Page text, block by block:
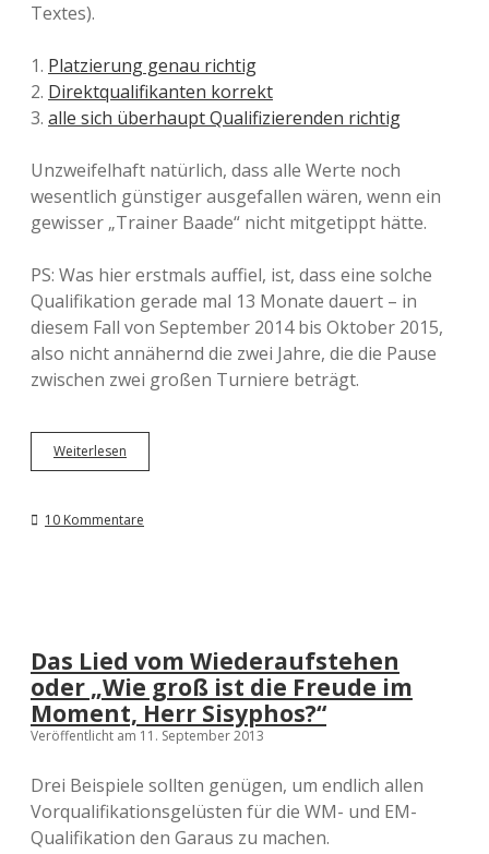
Textes).
1. Platzierung genau richtig
2. Direktqualifikanten korrekt
3. alle sich überhaupt Qualifizierenden richtig
Unzweifelhaft natürlich, dass alle Werte noch
wesentlich günstiger ausgefallen wären, wenn ein
gewisser „Trainer Baade“ nicht mitgetippt hätte.
PS: Was hier erstmals auffiel, ist, dass eine solche
Qualifikation gerade mal 13 Monate dauert – in
diesem Fall von September 2014 bis Oktober 2015,
also nicht annähernd die zwei Jahre, die die Pause
zwischen zwei großen Turniere beträgt.
Weiterlesen
u
e
r
P
r
o
n
o
s
e
10 Kommentare
Das Lied vom Wiederaufstehen
oder „Wie groß ist die Freude im
Moment, Herr Sisyphos?“
Veröffentlicht am 11. September 2013
Drei Beispiele sollten genügen, um endlich allen
Vorqualifikationsgelüsten für die WM- und EM-
Qualifikation den Garaus zu machen.